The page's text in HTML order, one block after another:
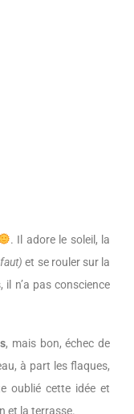
. Il adore le soleil, la
et se rouler sur la
n’a pas conscience
, mais bon, échec de
à part les flaques,
oublié cette idée et
et la terrasse.